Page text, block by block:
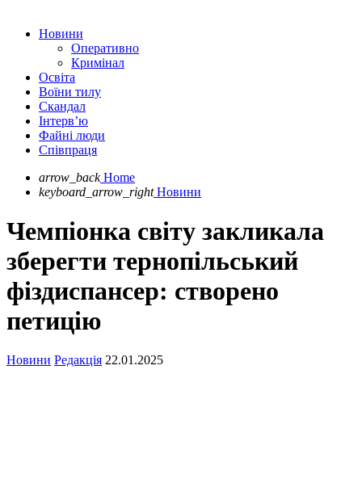
Новини
Оперативно
Кримінал
Освіта
Воїни тилу
Скандал
Інтерв’ю
Файні люди
Співпраця
arrow_back Home
keyboard_arrow_right Новини
Чемпіонка світу закликала
зберегти тернопільський
фіздиспансер: створено
петицію
Новини Редакція 22.01.2025